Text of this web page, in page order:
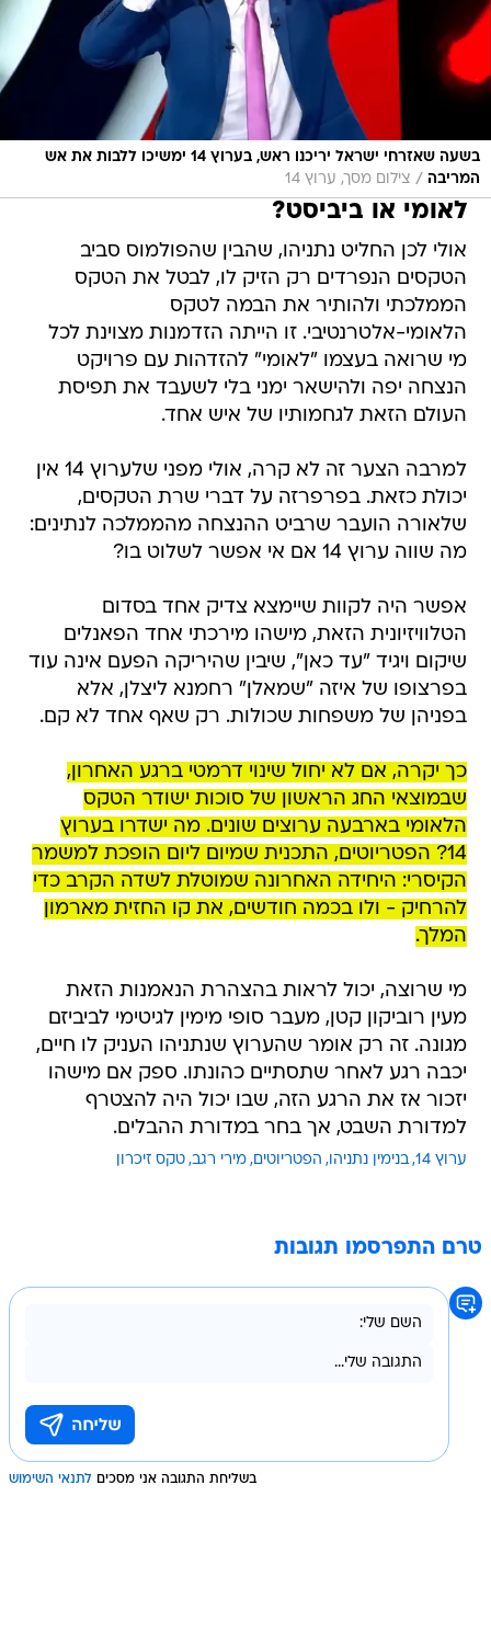
בשעה שאזרחי ישראל יריכנו ראש, בערוץ 14 ימשיכו ללבות את אש
המריבה / צילום מסך, ערוץ 14
לאומי או ביביסט?
אולי לכן החליט נתניהו, שהבין שהפולמוס סביב
הטקסים הנפרדים רק הזיק לו, לבטל את הטקס
הממלכתי ולהותיר את הבמה לטקס
הלאומי-אלטרנטיבי. זו הייתה הזדמנות מצוינת לכל
מי שרואה בעצמו "לאומי" להזדהות עם פרויקט
הנצחה יפה ולהישאר ימני בלי לשעבד את תפיסת
העולם הזאת לגחמותיו של איש אחד.
למרבה הצער זה לא קרה, אולי מפני שלערוץ 14 אין
יכולת כזאת. בפרפרזה על דברי שרת הטקסים,
שלאורה הועבר שרביט ההנצחה מהממלכה לנתינים:
מה שווה ערוץ 14 אם אי אפשר לשלוט בו?
אפשר היה לקוות שיימצא צדיק אחד בסדום
הטלוויזיונית הזאת, מישהו מירכתי אחד הפאנלים
שיקום ויגיד "עד כאן", שיבין שהיריקה הפעם אינה עוד
בפרצופו של איזה "שמאלן" רחמנא ליצלן, אלא
בפניהן של משפחות שכולות. רק שאף אחד לא קם.
כך יקרה, אם לא יחול שינוי דרמטי ברגע האחרון,
שבמוצאי החג הראשון של סוכות ישודר הטקס
הלאומי בארבעה ערוצים שונים. מה ישדרו בערוץ
14? הפטריוטים, התכנית שמיום ליום הופכת למשמר
הקיסרי: היחידה האחרונה שמוטלת לשדה הקרב כדי
להרחיק - ולו בכמה חודשים, את קו החזית מארמון
המלך.
מי שרוצה, יכול לראות בהצהרת הנאמנות הזאת
מעין רוביקון קטן, מעבר סופי מימין לגיטימי לביביזם
מגונה. זה רק אומר שהערוץ שנתניהו העניק לו חיים,
יכבה רגע לאחר שתסתיים כהונתו. ספק אם מישהו
יזכור אז את הרגע הזה, שבו יכול היה להצטרף
למדורת השבט, אך בחר במדורת ההבלים.
ערוץ 14 בנימין נתניהו הפטריוטים מירי רגב טקס זיכרון
טרם התפרסמו תגובות
בשליחת התגובה אני מסכים לתנאי השימוש